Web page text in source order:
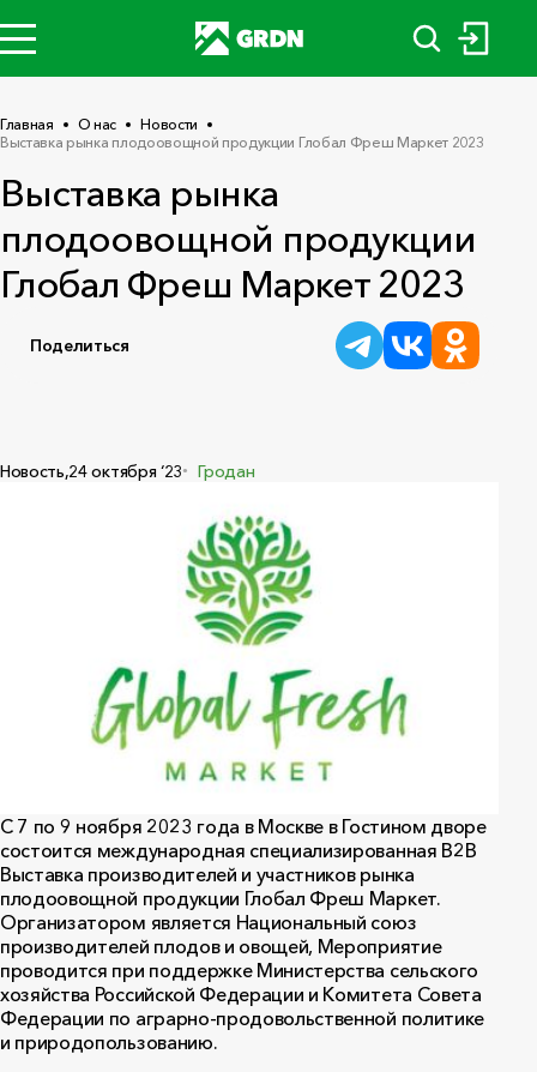
Главная О нас
Новости
Выставка рынка плодоовощной продукции Глобал Фреш Маркет 2023
Выставка рынка
плодоовощной продукции
Глобал Фреш Маркет 2023
Поделиться
Новость,24 октября ‘23 Гродан
С 7 по 9 ноября 2023 года в Москве в Гостином дворе
состоится международная специализированная В2В
Выставка производителей и участников рынка
плодоовощной продукции Глобал Фреш Маркет.
Организатором является Национальный союз
производителей плодов и овощей, Мероприятие
проводится при поддержке Министерства сельского
хозяйства Российской Федерации и Комитета Совета
Федерации по аграрно-продовольственной политике
и природопользованию.